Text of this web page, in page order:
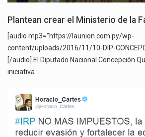
Plantean crear el Ministerio de la
[audio mp3="https://launion.com.py/wp-
content/uploads/2016/11/10-DIP-
[/audio] El Diputado Nacional Concepción
iniciativa…